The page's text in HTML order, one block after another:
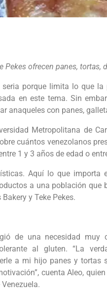
Pekes ofrecen panes,
porque limita lo que la
en este tema. Sin
anaqueles con panes,
Metropolitana de
cuántos venezolanos
1 y 3 años de edad o
Aquí lo que importa
a una población que
y Teke Pekes.
de una necesidad muy
al gluten. “La
a mi hijo panes y tortas
cuenta Aleo,